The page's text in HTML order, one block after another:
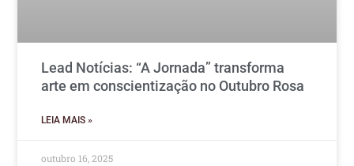
Lead Notícias: “A Jornada” transforma
arte em conscientização no Outubro Rosa
LEIA MAIS »
outubro 16, 2025